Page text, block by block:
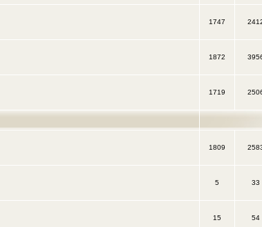
1747
1872
1719
1809
5 33
15 54